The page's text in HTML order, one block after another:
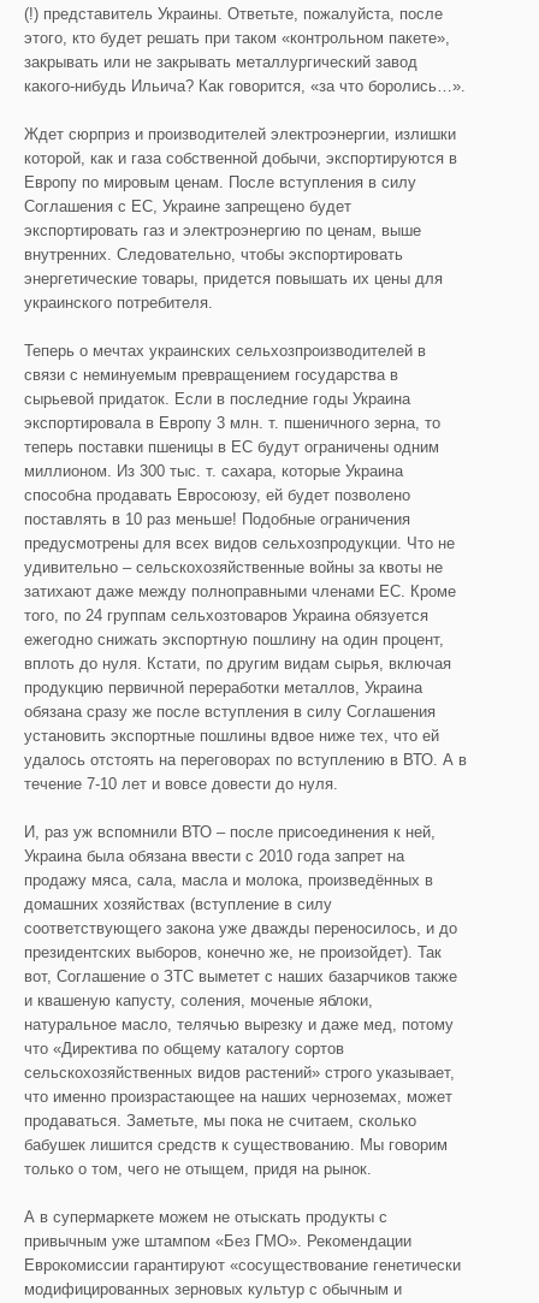
(!) представитель Украины. Ответьте, пожалуйста, после
этого, кто будет решать при таком «контрольном пакете»,
закрывать или не закрывать металлургический завод
какого-нибудь Ильича? Как говорится, «за что боролись…».
Ждет сюрприз и производителей электроэнергии, излишки
которой, как и газа собственной добычи, экспортируются в
Европу по мировым ценам. После вступления в силу
Соглашения с ЕС, Украине запрещено будет
экспортировать газ и электроэнергию по ценам, выше
внутренних. Следовательно, чтобы экспортировать
энергетические товары, придется повышать их цены для
украинского потребителя.
Теперь о мечтах украинских сельхозпроизводителей в
связи с неминуемым превращением государства в
сырьевой придаток. Если в последние годы Украина
экспортировала в Европу 3 млн. т. пшеничного зерна, то
теперь поставки пшеницы в ЕС будут ограничены одним
миллионом. Из 300 тыс. т. сахара, которые Украина
способна продавать Евросоюзу, ей будет позволено
поставлять в 10 раз меньше! Подобные ограничения
предусмотрены для всех видов сельхозпродукции. Что не
удивительно – сельскохозяйственные войны за квоты не
затихают даже между полноправными членами ЕС. Кроме
того, по 24 группам сельхозтоваров Украина обязуется
ежегодно снижать экспортную пошлину на один процент,
вплоть до нуля. Кстати, по другим видам сырья, включая
продукцию первичной переработки металлов, Украина
обязана сразу же после вступления в силу Соглашения
установить экспортные пошлины вдвое ниже тех, что ей
удалось отстоять на переговорах по вступлению в ВТО. А в
течение 7-10 лет и вовсе довести до нуля.
И, раз уж вспомнили ВТО – после присоединения к ней,
Украина была обязана ввести с 2010 года запрет на
продажу мяса, сала, масла и молока, произведённых в
домашних хозяйствах (вступление в силу
соответствующего закона уже дважды переносилось, и до
президентских выборов, конечно же, не произойдет). Так
вот, Соглашение о ЗТС выметет с наших базарчиков также
и квашеную капусту, соления, моченые яблоки,
натуральное масло, телячью вырезку и даже мед, потому
что «Директива по общему каталогу сортов
сельскохозяйственных видов растений» строго указывает,
что именно произрастающее на наших черноземах, может
продаваться. Заметьте, мы пока не считаем, сколько
бабушек лишится средств к существованию. Мы говорим
только о том, чего не отыщем, придя на рынок.
А в супермаркете можем не отыскать продукты с
привычным уже штампом «Без ГМО». Рекомендации
Еврокомиссии гарантируют «сосуществование генетически
модифицированных зерновых культур с обычным и